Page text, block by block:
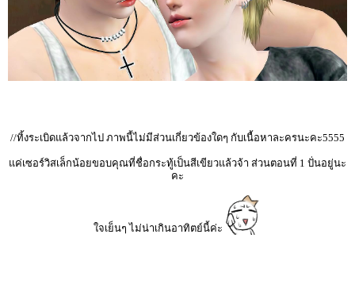
//ทิ้งระเบิดแล้วจากไป ภาพนี้ไม่มีส่วนเกี่ยวข้องใดๆ กับเนื้อหาละครนะคะ5555
แค่เซอร์วิสเล็กน้อยขอบคุณที่ชื่อกระทู้เป็นสีเขียวแล้วจ้า ส่วนตอนที่ 1 ปั่นอยู่นะ
คะ
ใจเย็นๆ ไม่น่าเกินอาทิตย์นี้ค่ะ